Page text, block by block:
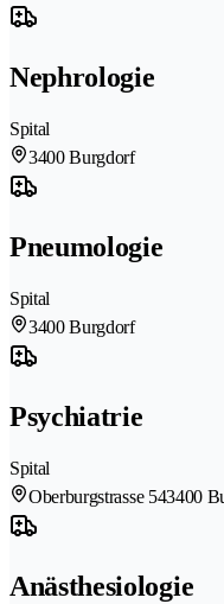
Nephrologie
Spital
3400 Burgdorf
Pneumologie
Spital
3400 Burgdorf
Psychiatrie
Spital
Oberburgstrasse 543400
Anästhesiologie